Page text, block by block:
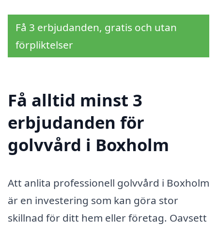
Få 3 erbjudanden, gratis och utan
förpliktelser
Få alltid minst 3
erbjudanden för
golvvård i Boxholm
Att anlita professionell golvvård i Boxholm
är en investering som kan göra stor
skillnad för ditt hem eller företag. Oavsett